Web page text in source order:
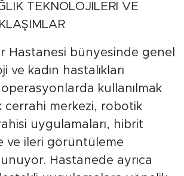
TEKNOLOJİLERİ VE
Hastanesi bünyesinde genel
ve kadın hastalıkları
kullanılmak
cerrahi merkezi, robotik
uygulamaları, hibrit
ve ileri görüntüleme
Hastanede ayrıca